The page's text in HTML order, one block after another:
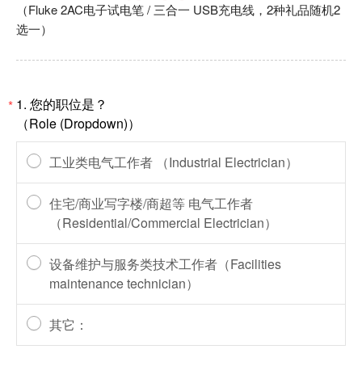
（Fluke 2AC电子试电笔 / 三合一 USB充电线，2种礼品随机2
选一）
* 1. 您的职位是？
（Role (Dropdown)）
工业类电气工作者 （Industrial Electrician）
住宅/商业写字楼/商超等 电气工作者
（Residential/Commercial Electrician）
设备维护与服务类技术工作者（Facilities
maintenance technician）
其它：